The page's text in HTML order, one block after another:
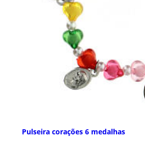
Pulseira corações 6 medalhas